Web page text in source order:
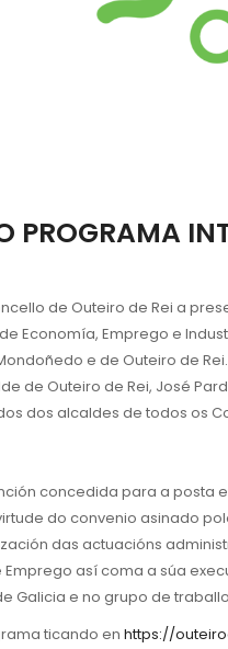
PROGRAMA
de Outeiro de Rei a
Economía, Emprego e
e de Outeiro de Rei.
de Outeiro de Rei, José
dos alcaldes de todos os
concedida para a posta en
do convenio asinado
das actuacións
así coma a súa
Galicia e no grupo de
ticando en https://